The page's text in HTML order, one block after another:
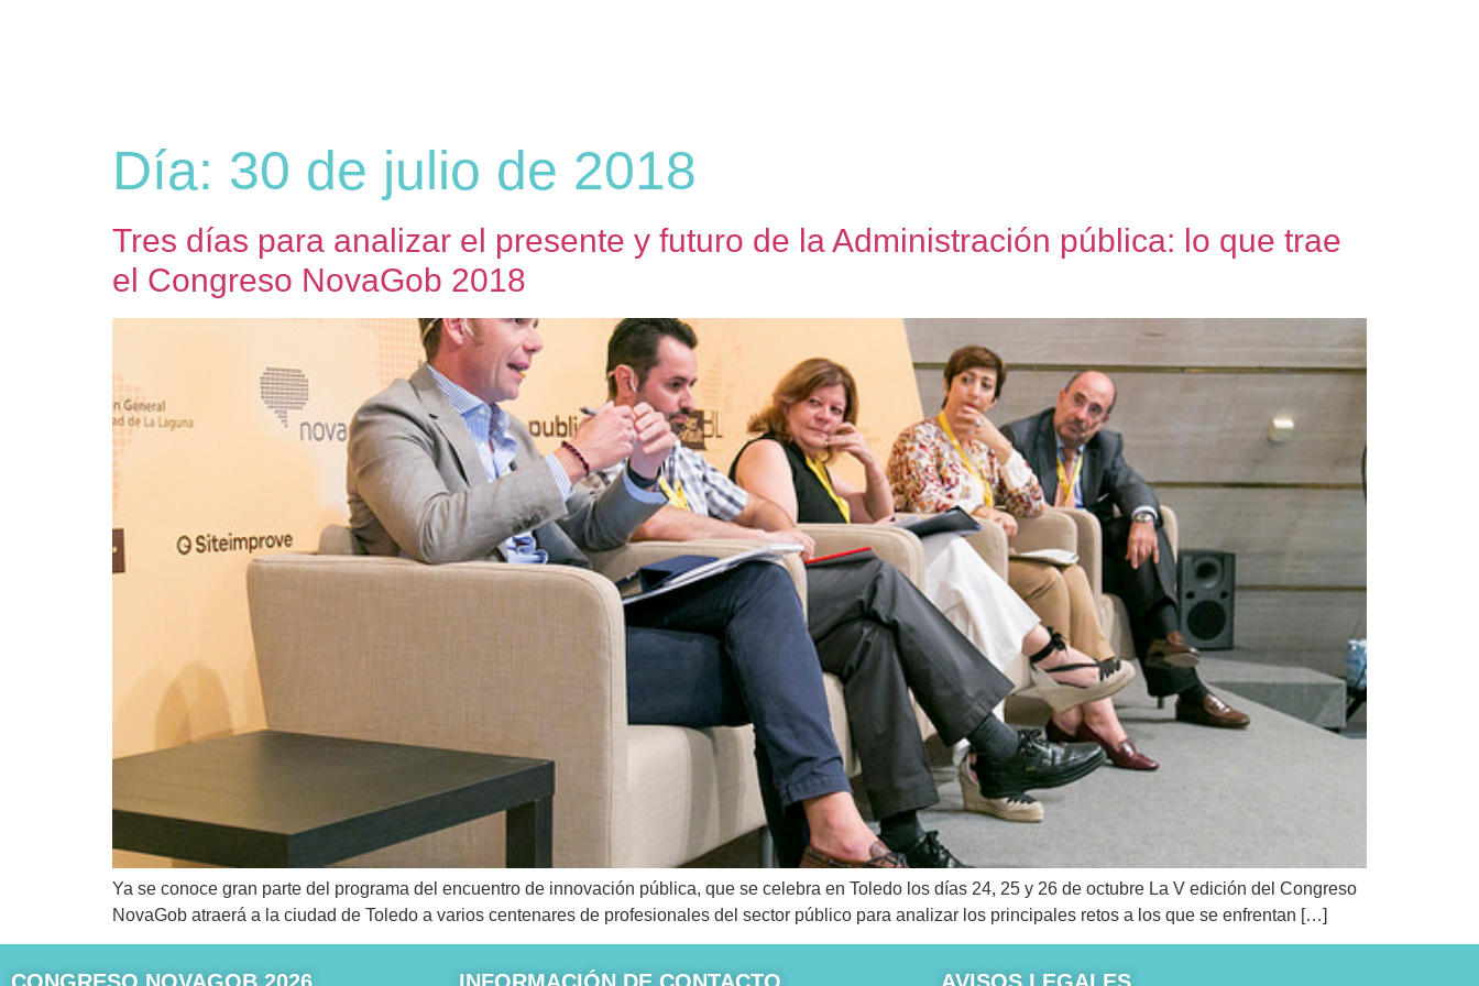
Día: 30 de julio de 2018
Tres días para analizar el presente y futuro de la Administración pública: lo que trae
el Congreso NovaGob 2018
Ya se conoce gran parte del programa del encuentro de innovación pública, que se celebra en Toledo los días 24, 25 y 26 de octubre La V edición del Congreso
NovaGob atraerá a la ciudad de Toledo a varios centenares de profesionales del sector público para analizar los principales retos a los que se enfrentan […]